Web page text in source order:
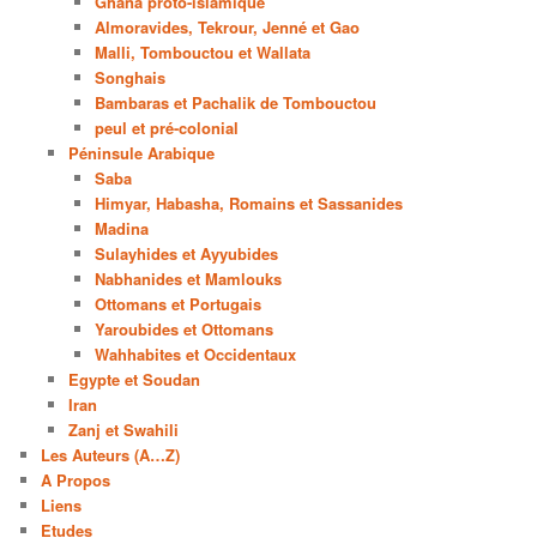
Almoravides, Tekrour, Jenné et Gao
Malli, Tombouctou et Wallata
Songhais
Bambaras et Pachalik de Tombouctou
peul et pré-colonial
Péninsule Arabique
Saba
Himyar, Habasha, Romains et Sassanides
Madina
Sulayhides et Ayyubides
Nabhanides et Mamlouks
Ottomans et Portugais
Yaroubides et Ottomans
Wahhabites et Occidentaux
Egypte et Soudan
Iran
Zanj et Swahili
Les Auteurs (A…Z)
A Propos
Liens
Etudes